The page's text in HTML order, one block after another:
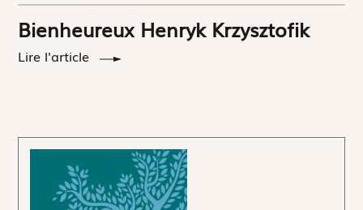
Bienheureux Henryk Krzysztofik
Lire l'article